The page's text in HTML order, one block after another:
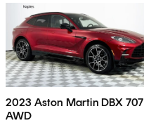
2023 Aston Martin DBX 707
AWD